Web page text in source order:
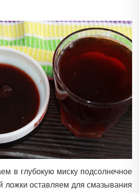
в глубокую миску подсолнечное
ложки оставляем для смазывания